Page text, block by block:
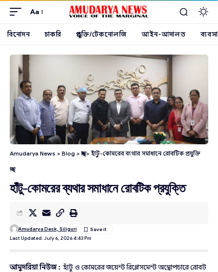
Aa
বিনোদন চাকরি প্রযুক্তি/টেকনোলজি আইন-আদালত ব্যবসা
Amudarya News > Blog >স্বাস্থ্য>হাঁটু-কোমরের ব্যথার সমাধানে রোবটিক প্রযুক্তি
স্বাস্থ্য
হাঁটু-কোমরের ব্যথার সমাধানে রোবটিক প্রযুক্তি
Last Updated: July 6, 2026 4:43 Pm
Amudarya Desk, Siliguri
আমুদরিয়া নিউজ : হাঁটু ও কোমরের জয়েন্ট রিপ্লেসমেন্ট অস্ত্রোপচারে রোবট